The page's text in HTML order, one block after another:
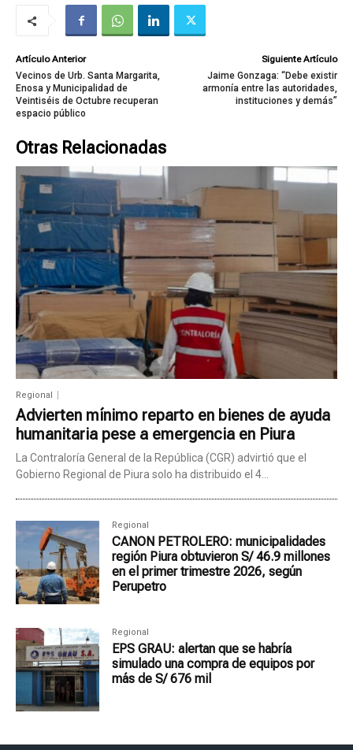
Artículo Anterior
Vecinos de Urb. Santa Margarita,
Enosa y Municipalidad de
Veintiséis de Octubre recuperan
espacio público
Siguiente Artículo
Jaime Gonzaga: “Debe existir
armonía entre las autoridades,
instituciones y demás”
Otras Relacionadas
Regional
Advierten mínimo reparto en bienes de ayuda
humanitaria pese a emergencia en Piura
La Contraloría General de la República (CGR) advirtió que el
Gobierno Regional de Piura solo ha distribuido el 4...
Regional
CANON PETROLERO: municipalidades
región Piura obtuvieron S/ 46.9 millones
en el primer trimestre 2026, según
Perupetro
Regional
EPS GRAU: alertan que se habría
simulado una compra de equipos por
más de S/ 676 mil